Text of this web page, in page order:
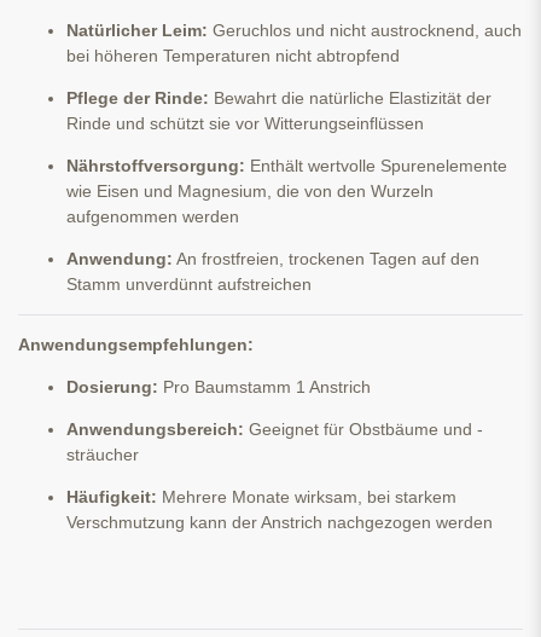
Natürlicher Leim: Geruchlos und nicht austrocknend, auch
bei höheren Temperaturen nicht abtropfend
Pflege der Rinde: Bewahrt die natürliche Elastizität der
Rinde und schützt sie vor Witterungseinflüssen
Nährstoffversorgung: Enthält wertvolle Spurenelemente
wie Eisen und Magnesium, die von den Wurzeln
aufgenommen werden
Anwendung: An frostfreien, trockenen Tagen auf den
Stamm unverdünnt aufstreichen
Anwendungsempfehlungen:
Dosierung: Pro Baumstamm 1 Anstrich
Anwendungsbereich: Geeignet für Obstbäume und -
sträucher
Häufigkeit: Mehrere Monate wirksam, bei starkem
Verschmutzung kann der Anstrich nachgezogen werden